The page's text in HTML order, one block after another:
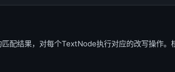
配结果，对每个TextNode执行对应的改写操作。